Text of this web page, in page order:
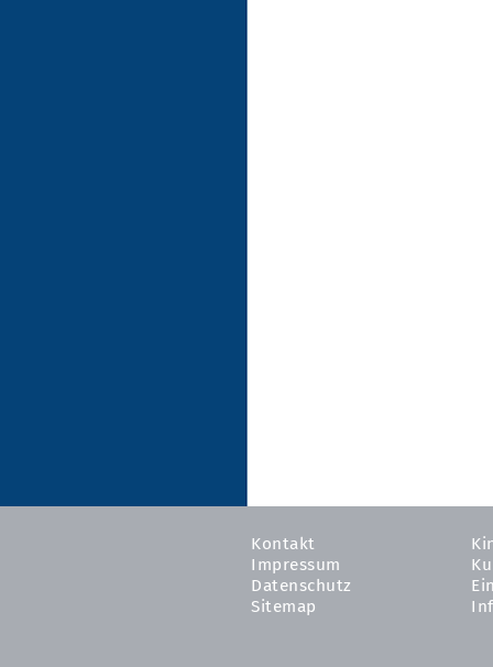
Kontakt
Impressum
Datenschutz
Sitemap